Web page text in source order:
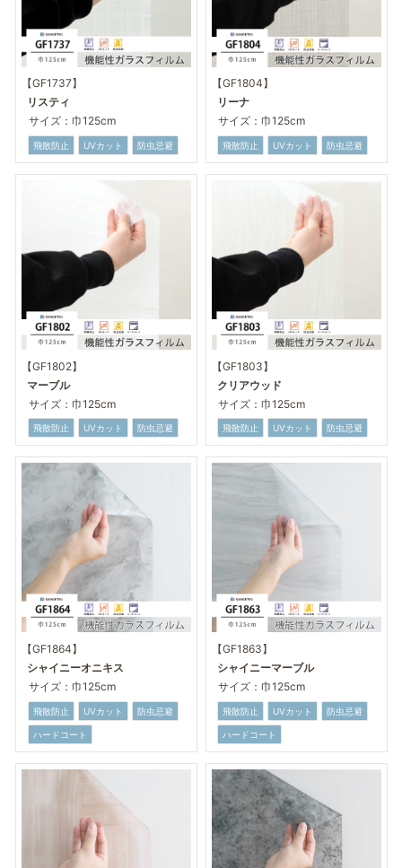
【GF1737】
リスティ
サイズ：巾125cm
飛散防止 UVカット 防虫忌避
【GF1804】
リーナ
サイズ：巾125cm
飛散防止 UVカット 防虫忌避
【GF1802】
マーブル
サイズ：巾125cm
飛散防止 UVカット 防虫忌避
【GF1803】
クリアウッド
サイズ：巾125cm
飛散防止 UVカット 防虫忌避
【GF1864】
シャイニーオニキス
サイズ：巾125cm
飛散防止 UVカット 防虫忌避
ハードコート
【GF1863】
シャイニーマーブル
サイズ：巾125cm
飛散防止 UVカット 防虫忌避
ハードコート